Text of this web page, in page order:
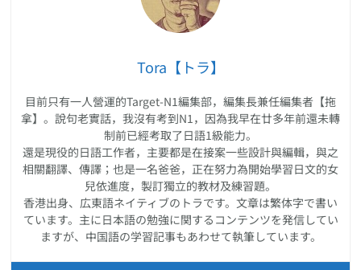
Tora【トラ】
目前只有一人營運的Target-N1編集部，編集長兼任編集者【拖
拿】。說句老實話，我沒有考到N1，因為我早在廿多年前還未轉
制前已經考取了日語1級能力。
還是現役的日語工作者，主要都是在接案一些設計與編輯，與之
相關翻譯、傳譯；也是一名爸爸，正在努力為開始學習日文的女
兒依進度，製訂獨立的教材及練習題。
香港出身、広東語ネイティブのトラです。文章は繁体字で書い
ています。主に日本語の勉強に関するコンテンツを発信してい
ますが、中国語の学習記事もあわせて執筆しています。